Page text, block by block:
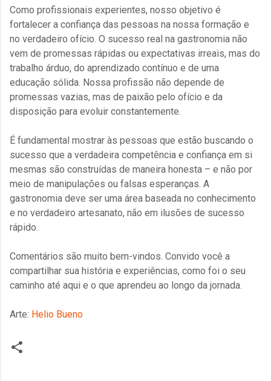
Como profissionais experientes, nosso objetivo é
fortalecer a confiança das pessoas na nossa formação e
no verdadeiro ofício. O sucesso real na gastronomia não
vem de promessas rápidas ou expectativas irreais, mas do
trabalho árduo, do aprendizado contínuo e de uma
educação sólida. Nossa profissão não depende de
promessas vazias, mas de paixão pelo ofício e da
disposição para evoluir constantemente.
É fundamental mostrar às pessoas que estão buscando o
sucesso que a verdadeira competência e confiança em si
mesmas são construídas de maneira honesta – e não por
meio de manipulações ou falsas esperanças. A
gastronomia deve ser uma área baseada no conhecimento
e no verdadeiro artesanato, não em ilusões de sucesso
rápido.
Comentários são muito bem-vindos. Convido você a
compartilhar sua história e experiências, como foi o seu
caminho até aqui e o que aprendeu ao longo da jornada.
Arte: Helio Bueno